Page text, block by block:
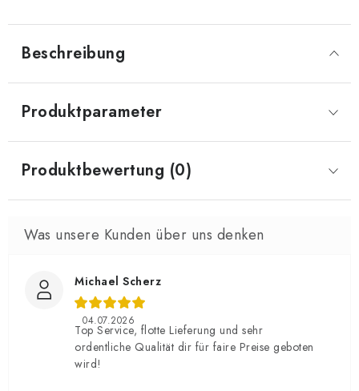
Beschreibung
Produktparameter
Produktbewertung (0)
Michael Scherz
04.07.2026
Top Service, flotte Lieferung und sehr
ordentliche Qualität dir für faire Preise geboten
wird!